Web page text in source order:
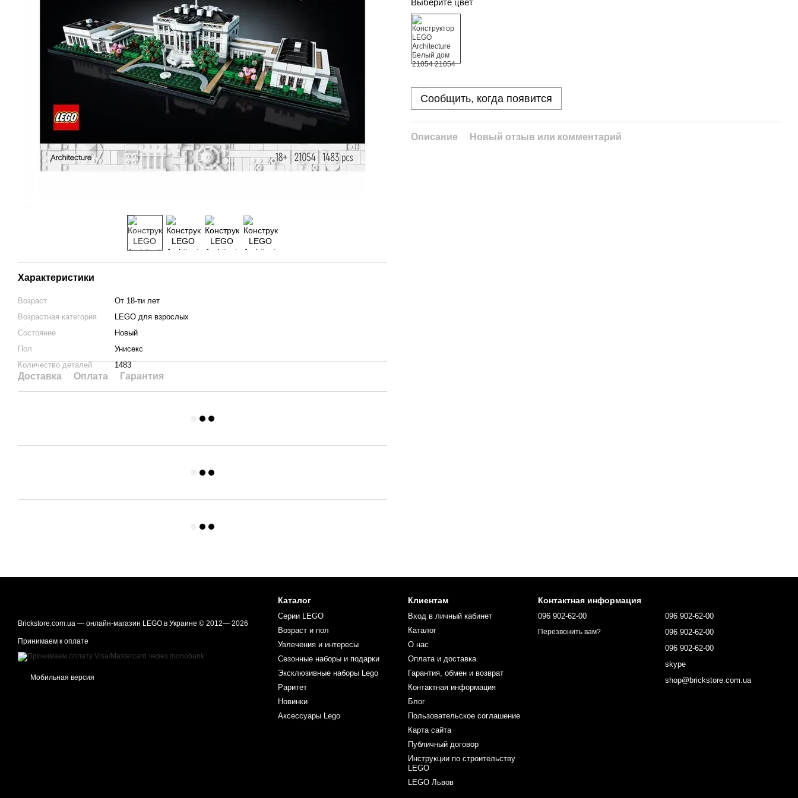
Характеристики
Возраст
От 18-ти лет
Возрастная категория
LEGO для взрослых
Состояние
Новый
Пол
Унисекс
Количество деталей
1483
Доставка Оплата Гарантия
Выберите цвет
Сообщить, когда появится
Описание Новый отзыв или комментарий
Brickstore.com.ua — онлайн-магазин LEGO в Украине © 2012— 2026
Принимаем к оплате
Мобильная версия
Каталог
Серии LEGO
Возраст и пол
Увлечения и интересы
Сезонные наборы и подарки
Эксклюзивные наборы Lego
Раритет
Новинки
Аксессуары Lego
Клиентам
Вход в личный кабинет
Каталог
О нас
Оплата и доставка
Гарантия, обмен и возврат
Контактная информация
Блог
Пользовательское соглашение
Карта сайта
Публичный договор
Инструкции по строительству
LEGO
LEGO Львов
Контактная информация
096 902-62-00
Перезвонить вам?
096 902-62-00
096 902-62-00
096 902-62-00
skype
shop@brickstore.com.ua